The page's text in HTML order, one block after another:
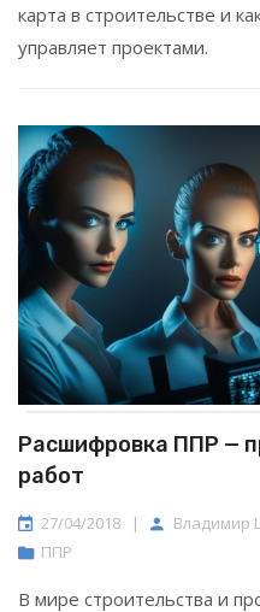
карта в строительстве и
управляет проектами.
Расшифровка ППР —
работ
27/04/2018 | Владимир
ППР
В мире строительства и